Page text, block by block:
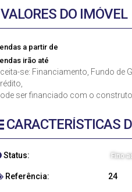
VALORES DO IMÓVEL
a partir de
irão até
se: Financiamento, Fundo de
ser financiado com o
CARACTERÍSTICAS
Status: Fino
Referência: 24